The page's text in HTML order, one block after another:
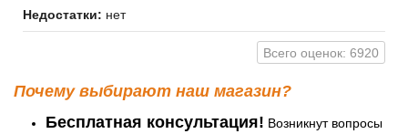
Недостатки: нет
Всего оценок: 6920
Почему выбирают наш магазин?
Бесплатная консультация! Возникнут вопросы